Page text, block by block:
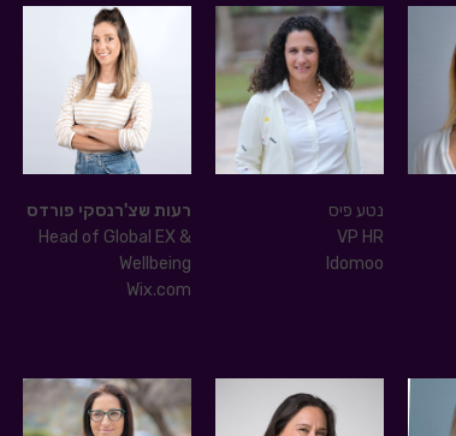
נטע פיס
VP HR
Idomoo
רעות שצ'רנסקי פורדס
Head of Global EX &
Wellbeing
Wix.com